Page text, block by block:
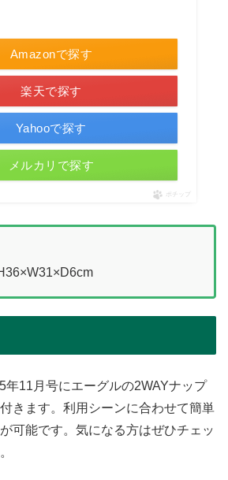
Amazonで探す
楽天で探す
Yahooで探す
メルカリで探す
ポチップ
年11月号にエーグルの2WAYナップ
きます。利用シーンに合わせて簡単
可能です。気になる方はぜひチェッ